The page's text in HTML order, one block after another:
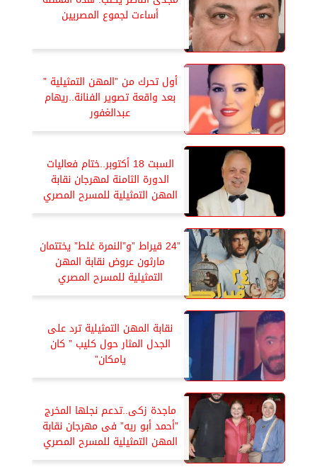
أساءت لجموع المصريين
أول تحرك من ”المهن التمثيلية ”
بعد واقعة تصوير الفنانة..ريهام
عبدالغفور
السبت 18 أكتوبر..ختام فعاليات
الدورة الثامنة لمهرجان نقابة
المهن التمثيلية للمسرح المصري
”24 قيراط ”و”النمرة غلط” يختتمان
مارثون عروض نقابة المهن
التمثيلية للمسرح المصري
نقابة المهن التمثيلية ترد على
الجدل المثار حول كليب ” كان
يامكان”
ماجدة زكى..تدعم نجلها المخرج
”أحمد أبو ريه” فى مهرجان نقابة
المهن التمثيلية للمسرح المصري